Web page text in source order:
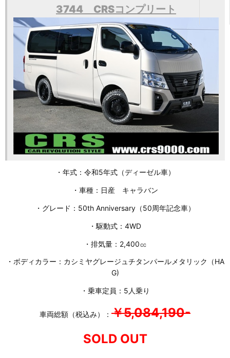
3744 CRSコンプリート
・年式：令和5年式（ディーゼル車）
・車種：日産 キャラバン
・グレード：50th Anniversary（50周年記念車）
・駆動式：4WD
・排気量：2,400㏄
・ボディカラー：カシミヤグレージュチタンパールメタリック（HA
G)
・乗車定員：5人乗り
車両総額（税込み）： ￥5,084,190-
SOLD OUT